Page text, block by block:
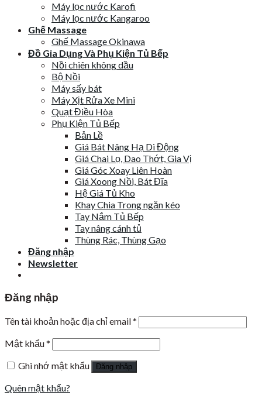
Máy lọc nước Karofi
Máy lọc nước Kangaroo
Ghế Massage
Ghế Massage Okinawa
Đồ Gia Dụng Và Phụ Kiện Tủ Bếp
Nồi chiên không dầu
Bộ Nồi
Máy sấy bát
Máy Xịt Rửa Xe Mini
Quạt Điều Hòa
Phụ Kiện Tủ Bếp
Bản Lề
Giá Bát Nâng Hạ Di Động
Giá Chai Lọ, Dao Thớt, Gia Vị
Giá Góc Xoay Liên Hoàn
Giá Xoong Nồi, Bát Đĩa
Hệ Giá Tủ Kho
Khay Chia Trong ngăn kéo
Tay Nắm Tủ Bếp
Tay nâng cánh tủ
Thùng Rác, Thùng Gạo
Đăng nhập
Newsletter
Đăng nhập
Tên tài khoản hoặc địa chỉ email*
Mật khẩu*
Ghi nhớ mật khẩu
Đăng nhập
Quên mật khẩu?